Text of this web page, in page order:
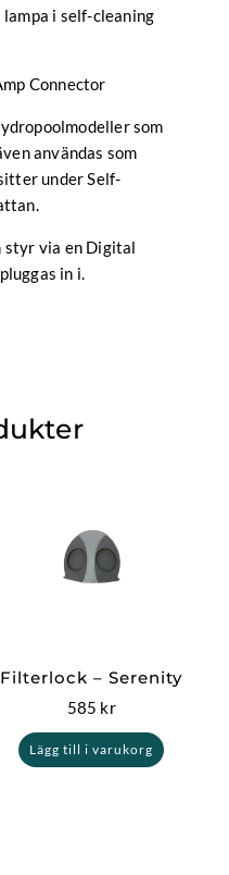
i self-cleaning
Connector
som
användas som
under Self-
styr via en Digital
in i.
Filterlock – Serenity
585 kr
Lägg till i varukorg